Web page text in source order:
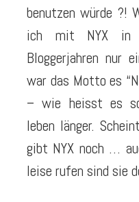
benutzen würde ?!
ich mit NYX in
Bloggerjahren nur
war das Motto es
– wie heisst es
leben länger.
gibt NYX noch …
leise rufen sind sie